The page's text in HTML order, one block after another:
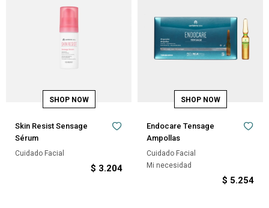
Skin Resist Sensage
Sérum
Cuidado Facial
$ 3.204
Endocare Tensage
Ampollas
Cuidado Facial
Mi necesidad
$ 5.254